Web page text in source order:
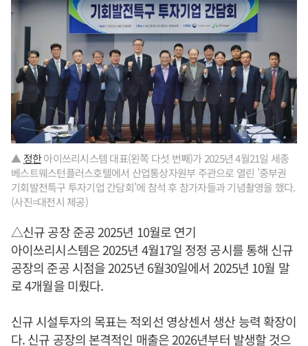
▲ 정한아이쓰리시스템 대표(왼쪽 다섯 번째)가 2025년 4월21일 세종
베스트웨스턴플러스호텔에서 산업통상자원부 주관으로 열린 '중부권
기회발전특구 투자기업 간담회'에 참석 후 참가자들과 기념촬영을 했다.
(사진=대전시 제공)
△신규 공장 준공 2025년 10월로 연기
아이쓰리시스템은 2025년 4월17일 정정 공시를 통해 신규
공장의 준공 시점을 2025년 6월30일에서 2025년 10월 말
로 4개월을 미뤘다.
신규 시설투자의 목표는 적외선 영상센서 생산 능력 확장이
다. 신규 공장의 본격적인 매출은 2026년부터 발생할 것으